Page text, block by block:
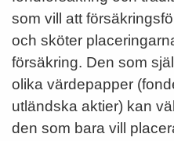
som vill att
och sköter
försäkring. Den som
olika värdepapper
utländska aktier) kan
den som bara vill